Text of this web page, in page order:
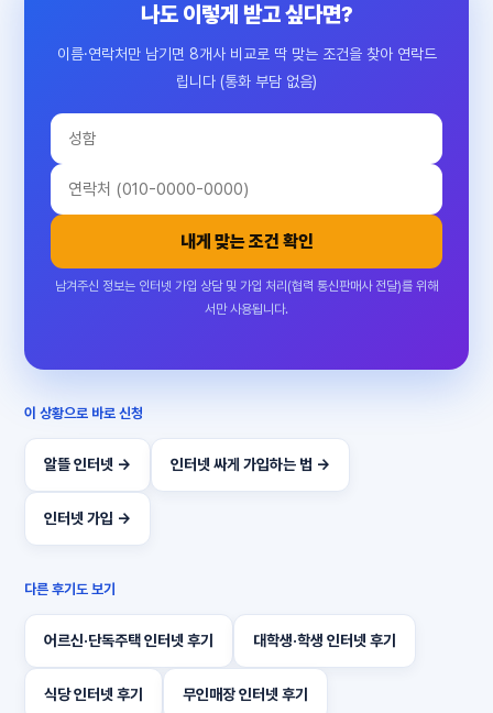
나도 이렇게 받고 싶다면?
이름·연락처만 남기면 8개사 비교로 딱 맞는 조건을 찾아 연락드
립니다 (통화 부담 없음)
내게 맞는 조건 확인
남겨주신 정보는 인터넷 가입 상담 및 가입 처리(협력 통신판매사 전달)를 위해
서만 사용됩니다.
이 상황으로 바로 신청
알뜰 인터넷 → 인터넷 싸게 가입하는 법 →
인터넷 가입 →
다른 후기도 보기
어르신·단독주택 인터넷 후기 대학생·학생 인터넷 후기
식당 인터넷 후기 무인매장 인터넷 후기